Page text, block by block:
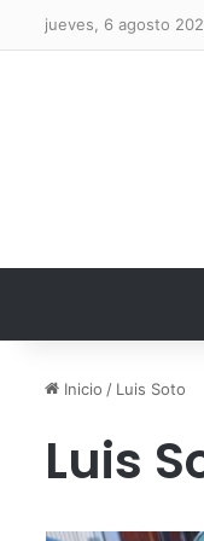
jueves, 6 agosto
Inicio / Luis Soto
Luis